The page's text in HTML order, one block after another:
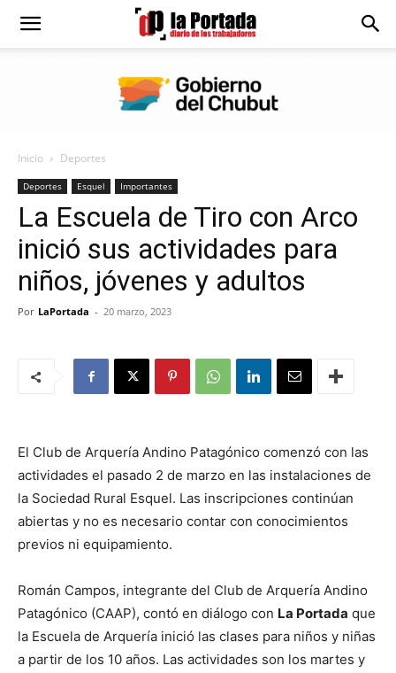
Diario
Portada
Inicio Deportes
Deportes Esquel Importantes
La Escuela de Tiro con Arco
inició sus actividades para
niños, jóvenes y adultos
Por LaPortada - 20 marzo, 2023
El Club de Arquería Andino Patagónico comenzó con las
actividades el pasado 2 de marzo en las instalaciones de
la Sociedad Rural Esquel. Las inscripciones continúan
abiertas y no es necesario contar con conocimientos
previos ni equipamiento.
Román Campos, integrante del Club de Arquería Andino
Patagónico (CAAP), contó en diálogo con La Portada que
la Escuela de Arquería inició las clases para niños y niñas
a partir de los 10 años. Las actividades son los martes y